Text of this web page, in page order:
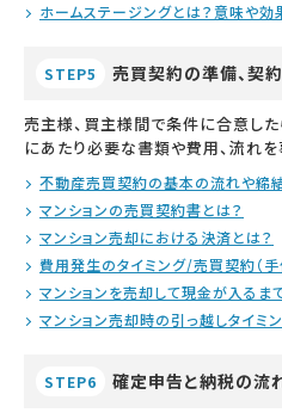
ホームステージングとは？意味や効
STEP5 売買契約の準備、契
売主様、買主様間で条件に合意した
にあたり必要な書類や費用、流れを
不動産売買契約の基本の流れや締
マンションの売買契約書とは？
マンション売却における決済とは？
費用発生のタイミング/売買契約（手
マンションを売却して現金が入るま
マンション売却時の引っ越しタイミ
STEP6 確定申告と納税の流